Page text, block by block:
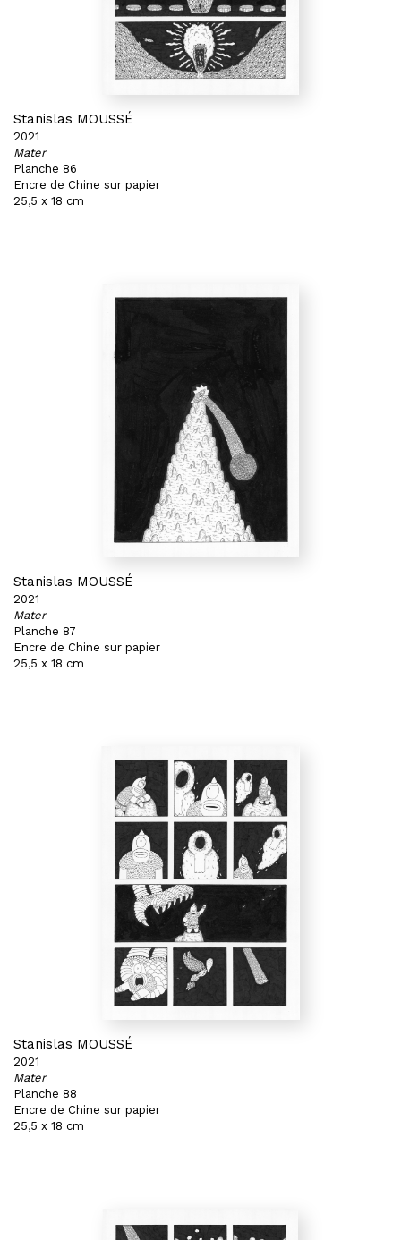
Stanislas MOUSSÉ
2021
Mater
Planche 86
Encre de Chine sur papier
25,5 x 18 cm
Stanislas MOUSSÉ
2021
Mater
Planche 87
Encre de Chine sur papier
25,5 x 18 cm
Stanislas MOUSSÉ
2021
Mater
Planche 88
Encre de Chine sur papier
25,5 x 18 cm